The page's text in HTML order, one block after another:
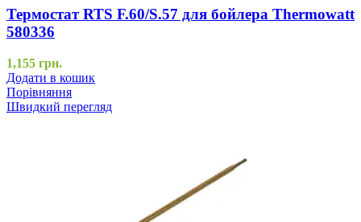
Термостат RTS F.60/S.57 для бойлера Thermowatt
580336
1,155 грн.
Додати в кошик
Порівняння
Швидкий перегляд